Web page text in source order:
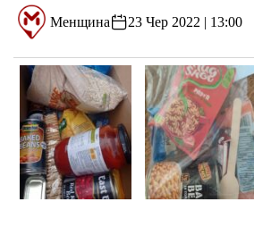
Менщина 23 Чер 2022 | 13:00